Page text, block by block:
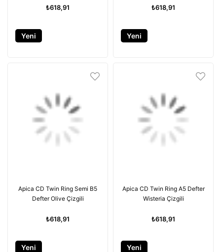
₺618,91
Yeni
₺618,91
Yeni
Apica CD Twin Ring Semi B5
Defter Olive Çizgili
₺618,91
Yeni
Apica CD Twin Ring A5 Defter
Wisteria Çizgili
₺618,91
Yeni